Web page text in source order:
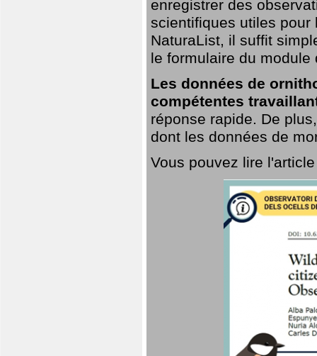
enregistrer des
scientifiques utiles pour
NaturaList, il suffit
le formulaire du module
Les données de
compétentes
réponse rapide. De
dont les données de
Vous pouvez lire